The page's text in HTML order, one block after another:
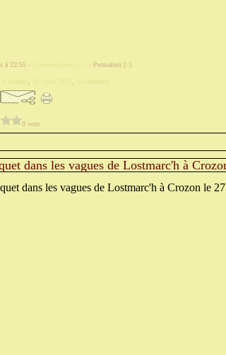
à 22:55 - Commentaires [ - Permalien [ ]
Finistère Lostmarc'h
0 vote
dans les vagues de Lostmarc'h à